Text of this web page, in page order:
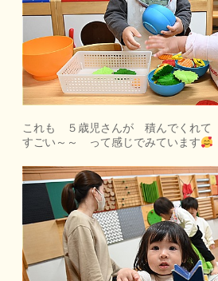
これも ５歳児さんが 積んでくれて
すごい～～ って感じでみています